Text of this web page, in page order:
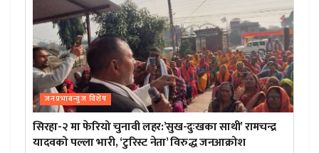
जनप्रभाबन्युज विशेष
सिरहा-२ मा फेरियो चुनावी लहर:’सुख-दुःखका साथी’ रामचन्द्र
यादवको पल्ला भारी, ‘टुरिस्ट नेता’ विरुद्ध जनआक्रोश